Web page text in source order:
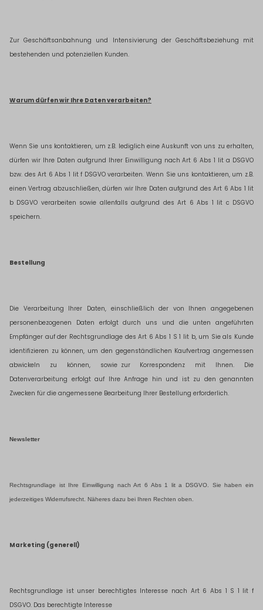
Zur Geschäftsanbahnung und Intensivierung der Geschäftsbeziehung mit
bestehenden und potenziellen Kunden.
Warum dürfen wir Ihre Daten verarbeiten?
Wenn Sie uns kontaktieren, um z.B. lediglich eine Auskunft von uns zu erhalten,
dürfen wir Ihre Daten aufgrund Ihrer Einwilligung nach Art 6 Abs 1 lit a DSGVO
bzw. des Art 6 Abs 1 lit f DSGVO verarbeiten. Wenn Sie uns kontaktieren, um z.B.
einen Vertrag abzuschließen, dürfen wir Ihre Daten aufgrund des Art 6 Abs 1 lit
b DSGVO verarbeiten sowie allenfalls aufgrund des Art 6 Abs 1 lit c DSGVO
speichern.
Bestellung
Die Verarbeitung Ihrer Daten, einschließlich der von Ihnen angegebenen
personenbezogenen Daten erfolgt durch uns und die unten angeführten
Empfänger auf der Rechtsgrundlage des Art 6 Abs 1 S 1 lit b, um Sie als Kunde
identifizieren zu können, um den gegenständlichen Kaufvertrag angemessen
abwickeln zu können, sowie zur Korrespondenz mit Ihnen. Die
Datenverarbeitung erfolgt auf Ihre Anfrage hin und ist zu den genannten
Zwecken für die angemessene Bearbeitung Ihrer Bestellung erforderlich.
Newsletter
Rechtsgrundlage ist Ihre Einwilligung nach Art 6 Abs1 lita DSGVO. Sie haben ein
jederzeitiges Widerrufsrecht. Näheres dazu bei Ihren Rechten oben.
Marketing (generell)
Rechtsgrundlage ist unser berechtigtes Interesse nach Art 6 Abs 1 S 1 lit f
DSGVO. Das berechtigte Interesse